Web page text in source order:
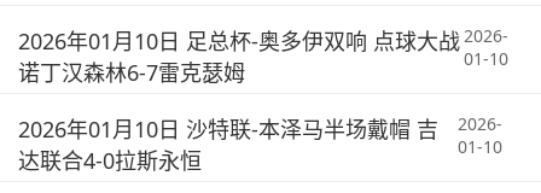
2026年01月10日 足总杯-奥多伊双响 点球大战
诺丁汉森林6-7雷克瑟姆
2026-
01-10
2026年01月10日 沙特联-本泽马半场戴帽 吉
达联合4-0拉斯永恒
2026-
01-10